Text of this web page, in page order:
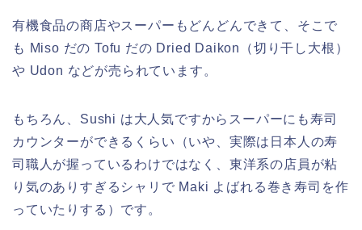
有機食品の商店やスーパーもどんどんできて、そこで
も Miso だの Tofu だの Dried Daikon（切り干し大根）
や Udon などが売られています。
もちろん、Sushi は大人気ですからスーパーにも寿司
カウンターができるくらい（いや、実際は日本人の寿
司職人が握っているわけではなく、東洋系の店員が粘
り気のありすぎるシャリで Maki よばれる巻き寿司を作
っていたりする）です。